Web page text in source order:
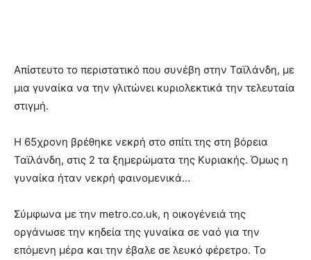
Απίστευτο το περιστατικό που συνέβη στην Ταϊλάνδη, με
μια γυναίκα να την γλιτώνει κυριολεκτικά την τελευταία
στιγμή.
Η 65χρονη βρέθηκε νεκρή στο σπίτι της στη βόρεια
Ταϊλάνδη, στις 2 τα ξημερώματα της Κυριακής. Όμως η
γυναίκα ήταν νεκρή φαινομενικά…
Σύμφωνα με την metro.co.uk, η οικογένειά της
οργάνωσε την κηδεία της γυναίκα σε ναό για την
επόμενη μέρα και την έβαλε σε λευκό φέρετρο. Το